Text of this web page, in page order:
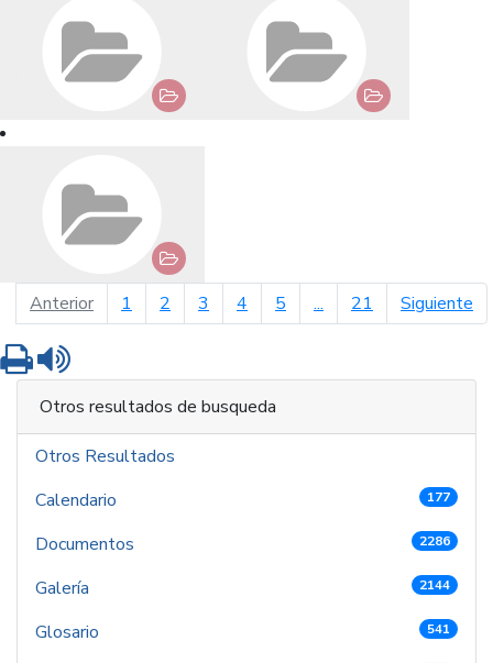
Anteriorpágina anterior
1 2 3 4 5 ... 21 Siguiente
Imprimir
Otros resultados de busqueda
Otros Resultados
Calendario
177
Documentos 2286
Galería 2144
Glosario 541